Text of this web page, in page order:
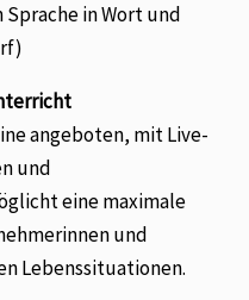
in Wort und
angeboten, mit Live-
und
eine maximale
und
Lebenssituationen.